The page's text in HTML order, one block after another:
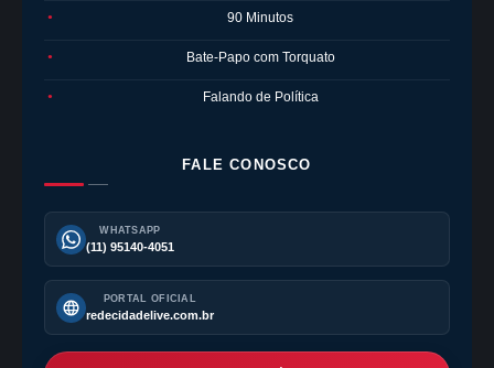
● 90 Minutos
● Bate-Papo com Torquato
● Falando de Política
FALE CONOSCO
WHATSAPP
(11) 95140-4051
PORTAL OFICIAL
redecidadelive.com.br